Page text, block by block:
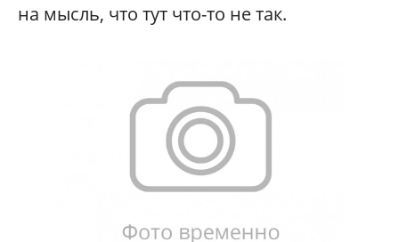
на мысль, что тут что-то не так.